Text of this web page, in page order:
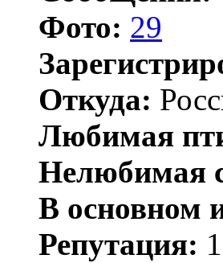
Фото: 29
Откуда:
Любимая
Нелюбимая
В основном
Репутация: